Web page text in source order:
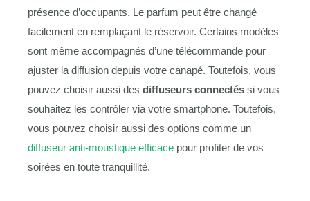
présence d’occupants. Le parfum peut être changé
facilement en remplaçant le réservoir. Certains modèles
sont même accompagnés d’une télécommande pour
ajuster la diffusion depuis votre canapé. Toutefois, vous
pouvez choisir aussi des diffuseurs connectés si vous
souhaitez les contrôler via votre smartphone. Toutefois,
vous pouvez choisir aussi des options comme un
diffuseur anti-moustique efficace pour profiter de vos
soirées en toute tranquillité.